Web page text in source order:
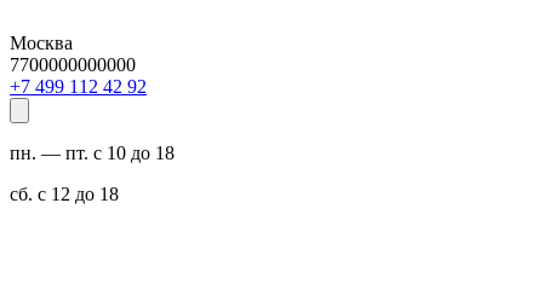
Москва
7700000000000
29 24 211 994 7+
пн. — пт. с 10 до 18
сб. с 12 до 18